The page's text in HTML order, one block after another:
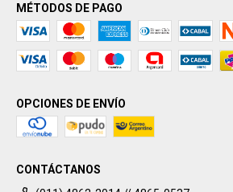
MÉTODOS DE PAGO
OPCIONES DE ENVÍO
CONTÁCTANOS